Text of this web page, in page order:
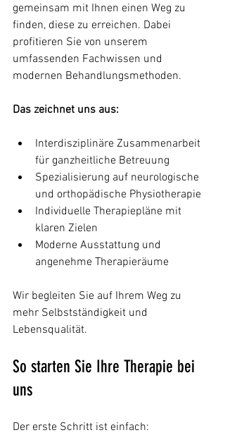
gemeinsam mit Ihnen einen Weg zu
finden, diese zu erreichen. Dabei
profitieren Sie von unserem
umfassenden Fachwissen und
modernen Behandlungsmethoden.
Das zeichnet uns aus:
Interdisziplinäre Zusammenarbeit
für ganzheitliche Betreuung
Spezialisierung auf neurologische
und orthopädische Physiotherapie
Individuelle Therapiepläne mit
klaren Zielen
Moderne Ausstattung und
angenehme Therapieräume
Wir begleiten Sie auf Ihrem Weg zu
mehr Selbstständigkeit und
Lebensqualität.
So starten Sie Ihre Therapie bei
uns
Der erste Schritt ist einfach: